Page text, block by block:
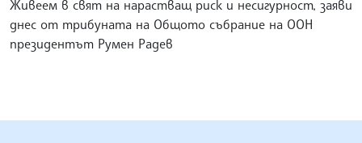
Живеем в свят на нарастващ риск и несигурност, заяви
днес от трибуната на Общото събрание на ООН
президентът Румен Радев